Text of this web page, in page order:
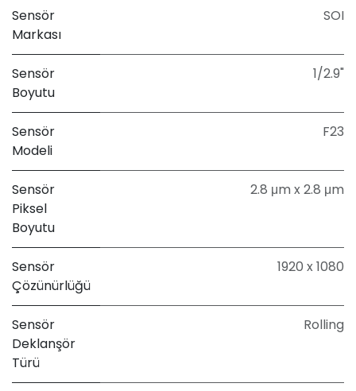
Sensör
Markası
SOI
Sensör
Boyutu
1/2.9"
Sensör
Modeli
F23
Sensör
Piksel
Boyutu
2.8 μm x 2.8 μm
Sensör
Çözünürlüğü
1920 x 1080
Sensör
Deklanşör
Türü
Rolling